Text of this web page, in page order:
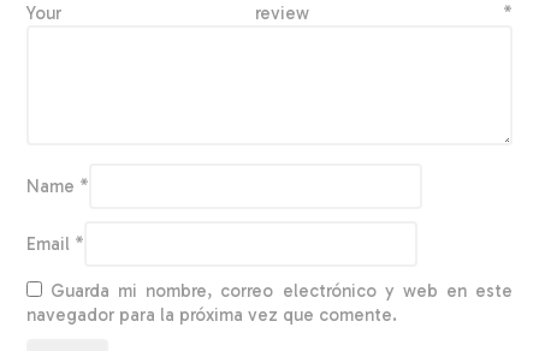
Your review *
Name *
Email *
Guarda mi nombre, correo electrónico y web en este
navegador para la próxima vez que comente.